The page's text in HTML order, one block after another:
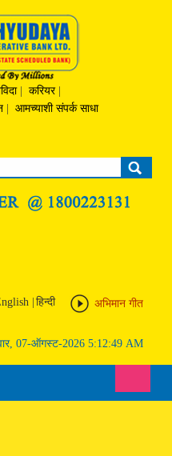
करियर
आमच्याशी संपर्क साधा
अभिमान गीत
हिन्दी
07-ऑगस्ट-2026 5:12:49 AM